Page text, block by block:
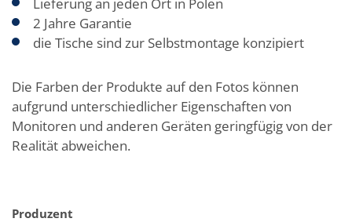
2 Jahre Garantie
die Tische sind zur Selbstmontage konzipiert
Die Farben der Produkte auf den Fotos können
aufgrund unterschiedlicher Eigenschaften von
Monitoren und anderen Geräten geringfügig von der
Realität abweichen.
Produzent